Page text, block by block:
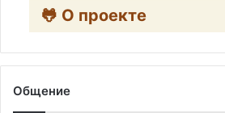
🐸 О проекте
Общение